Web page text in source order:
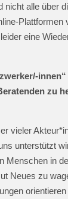
alle über
Plattformen
eine
zu
vieler
unterstützt
in
Neues zu